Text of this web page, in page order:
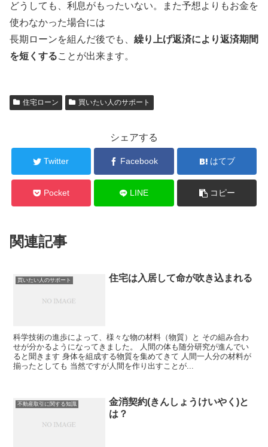
どうしても、利息がもったいない。また予想よりもお金を
使わなかった場合には
長期ローンを組んだ後でも、 繰り上げ返済により返済期間
を短くすることが出来ます。
住宅ローン 買いたい人のサポート
シェアする
Twitter Facebook はてブ
Pocket LINE コピー
関連記事
買いたい人のサポート 住宅は入居して命が吹き込まれる
科学技術の進歩によって、様々な物の材料（物質）と その組み合わ
せが分かるようになってきました。 人間の体も随分研究が進んでい
ると聞きます 身体を組成する物質を集めてきて 人間一人分の材料が
揃ったとしても 当然ですが人間を作り出すことが...
不動産取引に関する知識
金消契約(きんしょうけいやく)と
は？